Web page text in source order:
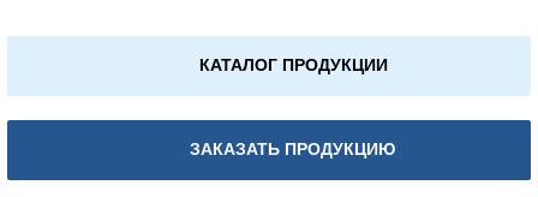
КАТАЛОГ ПРОДУКЦИИ
ЗАКАЗАТЬ ПРОДУКЦИЮ